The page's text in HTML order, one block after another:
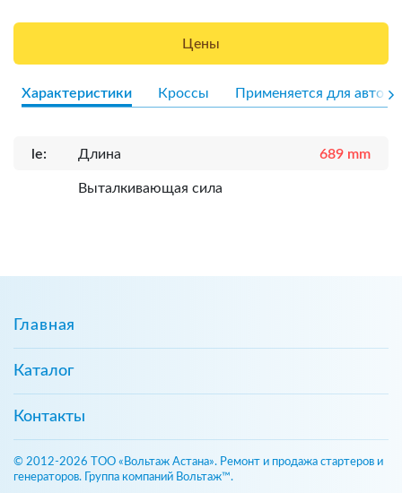
Цены
Характеристики Кроссы Применяется для авто
le: Длина 689 mm
Выталкивающая сила
Главная
Каталог
Контакты
© 2012-2026 ТОО «Вольтаж Астана». Ремонт и продажа стартеров и
генераторов. Группа компаний Вольтаж™.